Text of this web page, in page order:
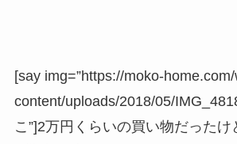
[say img=”https://moko-
content/uploads/2018/05/
こ”]2万円くらいの買い物だった